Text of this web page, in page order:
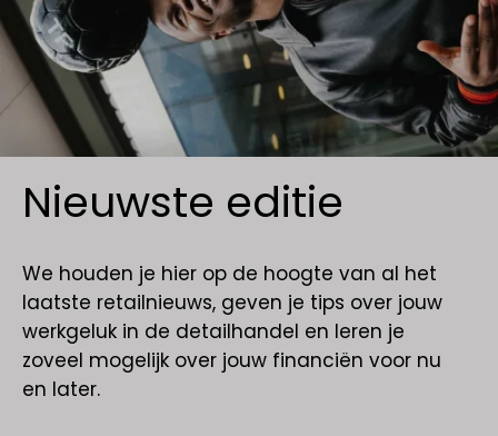
Nieuwste editie
We houden je hier op de hoogte van al het
laatste retailnieuws, geven je tips over jouw
werkgeluk in de detailhandel en leren je
zoveel mogelijk over jouw financiën voor nu
en later.